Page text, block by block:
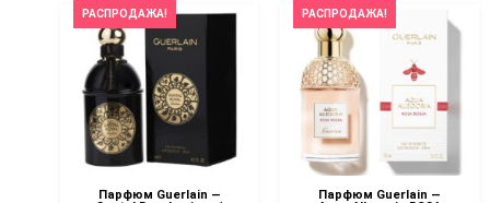
РАСПРОДАЖА!
Парфюм Guerlain —
РАСПРОДАЖА!
Парфюм Guerlain —